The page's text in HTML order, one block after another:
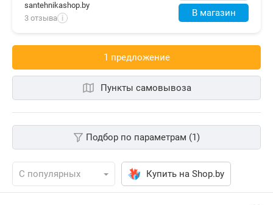
В магазин
santehnikashop.by
3 отзыва i
1 предложениe
Пункты самовывоза
Подбор по параметрам (1)
Купить на Shop.by